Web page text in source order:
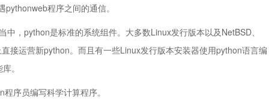
程序之间的通信。
python是标准的系统组件。大多数Linux发行版本以及NetBSD、
接运营新python。而且有一些Linux发行版本安装器使用python语言编
。
员编写科学计算程序。